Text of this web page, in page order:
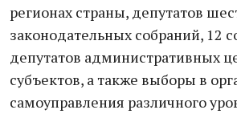
регионах страны, депутатов
законодательных собраний, 12
депутатов административных
субъектов, а также выборы в
самоуправления различного